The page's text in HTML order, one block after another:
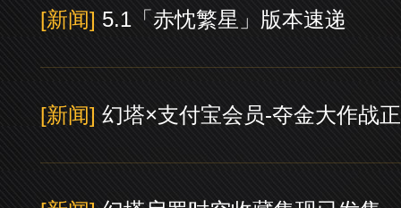
[新闻] 5.1「赤忱繁星」版本速递
[新闻] 幻塔×支付宝会员-夺金大作战